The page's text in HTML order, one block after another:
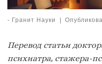
- Гранит Науки |
Перевод статьи
психиатра, стажера-